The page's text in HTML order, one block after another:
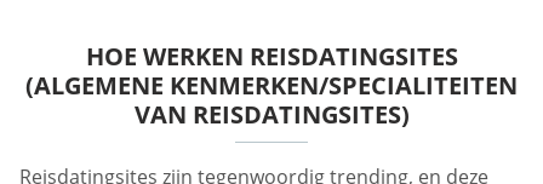
HOE WERKEN REISDATINGSITES
(ALGEMENE KENMERKEN/SPECIALITEITEN
VAN REISDATINGSITES)
Reisdatingsites zijn tegenwoordig trending, en deze